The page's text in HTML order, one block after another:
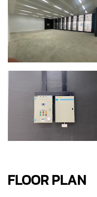
FLOOR PLAN